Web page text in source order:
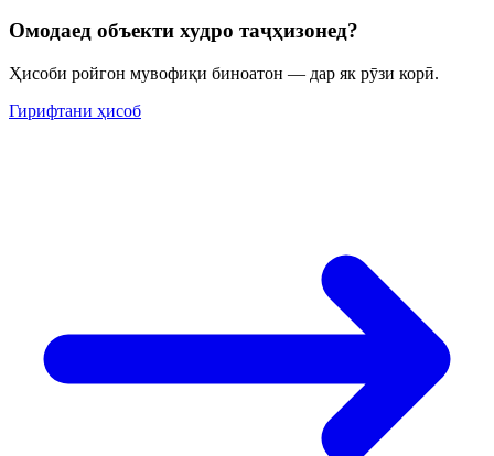
Омодаед объекти худро таҷҳизонед?
Ҳисоби ройгон мувофиқи биноатон — дар як рӯзи корӣ.
Гирифтани ҳисоб